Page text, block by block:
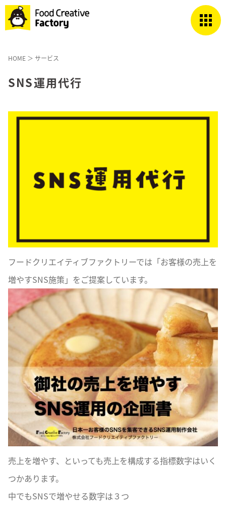
HOME ＞ サービス
SNS運用代行
フードクリエイティブファクトリーでは「お客様の売上を
増やすSNS施策」をご提案しています。
売上を増やす、といっても売上を構成する指標数字はいく
つかあります。
中でもSNSで増やせる数字は３つ